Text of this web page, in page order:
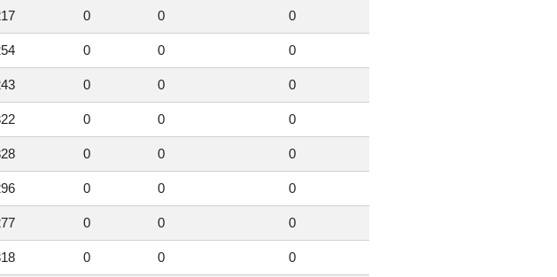
0 0 0
0 0 0
0 0 0
0 0 0
0 0 0
0 0 0
0 0 0
0 0 0